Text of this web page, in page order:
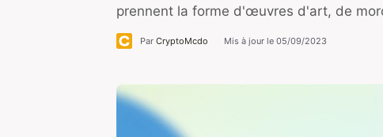
prennent la forme d'œuvres d'art, de
Par CryptoMcdo Mis à jour le 05/09/2023